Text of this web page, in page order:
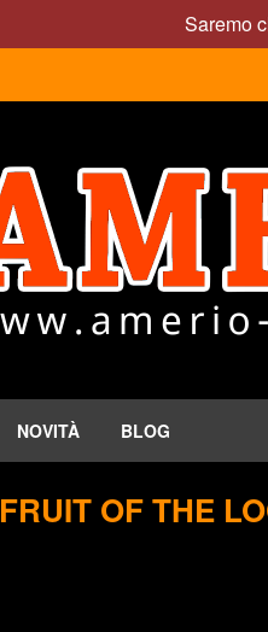
Saremo
NOVITÀ BLOG
FRUIT OF THE